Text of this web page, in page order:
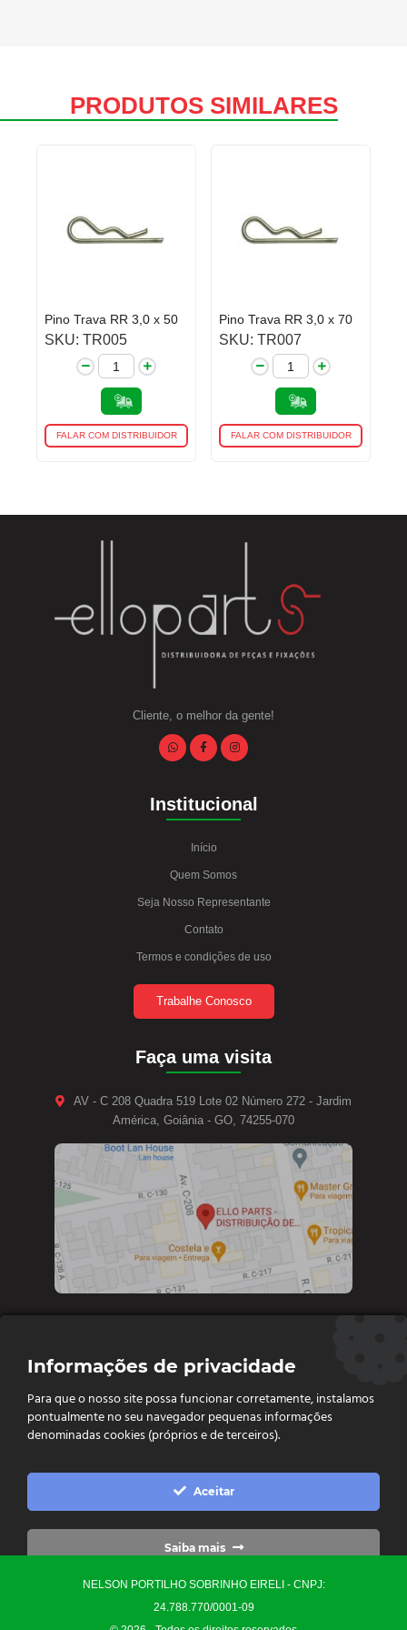
PRODUTOS SIMILARES
Pino Trava RR 3,0 x 50
SKU: TR005
FALAR COM DISTRIBUIDOR
Pino Trava RR 3,0 x 70
SKU: TR007
FALAR COM DISTRIBUIDOR
Cliente, o melhor da gente!
Institucional
Início
Quem Somos
Seja Nosso Representante
Contato
Termos e condições de uso
Trabalhe Conosco
Faça uma visita
AV - C 208 Quadra 519 Lote 02 Número 272 - Jardim
América, Goiânia - GO, 74255-070
Diretoria e vendas: (62) 9 9693-4273
Vendas e Financeiro: (62) 98261 - 0055
Vendas: (62) 98261 - 0055
contato@ellopartsdistribuidora.com.br
 vendas@ellopartsdistribuidora.com.br
NELSON PORTILHO SOBRINHO EIRELI - CNPJ:
24.788.770/0001-09
Informações de privacidade
Para que o nosso site possa funcionar corretamente, instalamos
pontualmente no seu navegador pequenas informações
denominadas cookies (próprios e de terceiros).
Aceitar
Saiba mais
Configurações